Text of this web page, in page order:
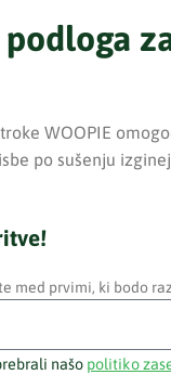
WOOPIE
po sušenju
med prvimi, ki bodo
našo politiko